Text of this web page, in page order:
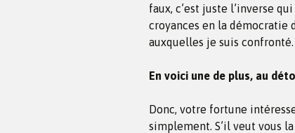
faux, c’est juste l’inverse
croyances en la démocratie
auxquelles je suis confronté.
En voici une de plus, au
Donc, votre fortune
simplement. S’il veut vous